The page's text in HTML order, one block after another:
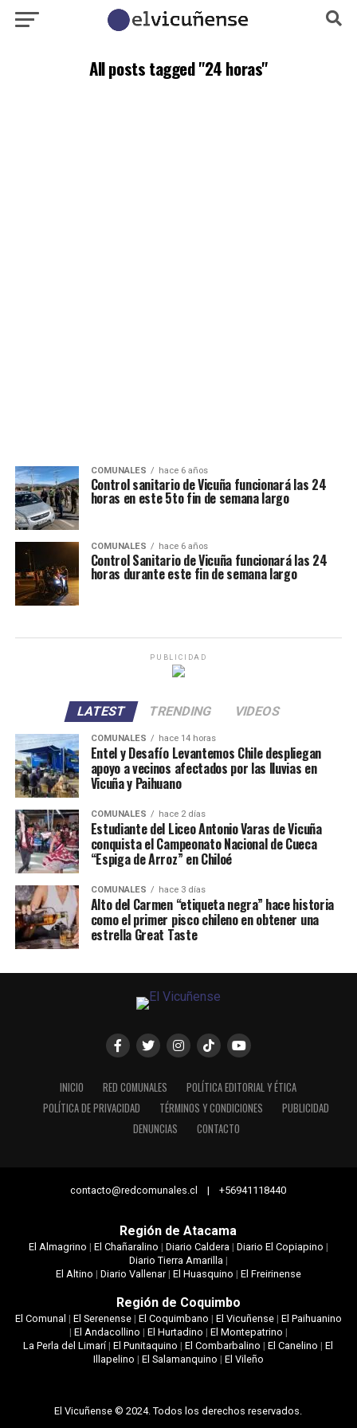
All posts tagged "24 horas"
COMUNALES hace 6 años
Control sanitario de Vicuña funcionará las 24
horas en este 5to fin de semana largo
COMUNALES hace 6 años
Control Sanitario de Vicuña funcionará las 24
horas durante este fin de semana largo
PUBLICIDAD
LATEST TRENDING VIDEOS
COMUNALES hace 14 horas
Entel y Desafío Levantemos Chile despliegan
apoyo a vecinos afectados por las lluvias en
Vicuña y Paihuano
COMUNALES hace 2 días
Estudiante del Liceo Antonio Varas de Vicuña
conquista el Campeonato Nacional de Cueca
“Espiga de Arroz” en Chiloé
COMUNALES hace 3 días
Alto del Carmen “etiqueta negra” hace historia
como el primer pisco chileno en obtener una
estrella Great Taste
INICIO RED COMUNALES
POLÍTICA EDITORIAL Y ÉTICA
POLÍTICA DE PRIVACIDAD
TÉRMINOS Y CONDICIONES
PUBLICIDAD
DENUNCIAS
CONTACTO
contacto@redcomunales.cl | +56941118440
Región de Atacama
El Almagrino | El Chañaralino | Diario Caldera| Diario El Copiapino |
Diario Tierra Amarilla|
El Altino | Diario Vallenar| El Huasquino | El Freirinense
Región de Coquimbo
El Comunal | El Serenense| El Coquimbano | El Vicuñense| El Paihuanino
| El Andacollino | El Hurtadino | El Montepatrino |
La Perla del Limarí|El Punitaquino |El Combarbalino |El Canelino |El
Illapelino | El Salamanquino | El Vileño
El Vicuñense © 2024. Todos los derechos reservados.